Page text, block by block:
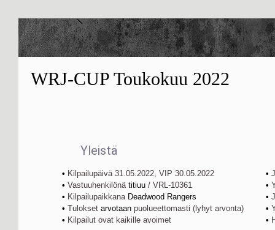
WRJ-CUP Toukokuu 2022
Yleistä
• Kilpailupäivä 31.05.2022, VIP 30.05.2022
• Vastuuhenkilönä titiuu/ VRL-10361
• Kilpailupaikkana Deadwood Rangers
• Tulokset arvotaanpuolueettomasti (lyhyt arvonta)
• Kilpailut ovat kaikille avoimet
•
•
•
•
•